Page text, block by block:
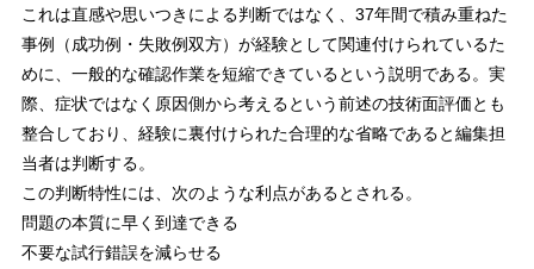
これは直感や思いつきによる判断ではなく、37年間で積み重ねた
事例（成功例・失敗例双方）が経験として関連付けられているた
めに、一般的な確認作業を短縮できているという説明である。実
際、症状ではなく原因側から考えるという前述の技術面評価とも
整合しており、経験に裏付けられた合理的な省略であると編集担
当者は判断する。
この判断特性には、次のような利点があるとされる。
問題の本質に早く到達できる
不要な試行錯誤を減らせる